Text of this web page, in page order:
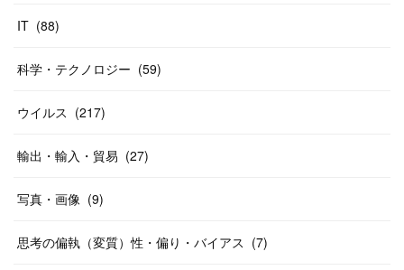
IT (88)
科学・テクノロジー (59)
ウイルス (217)
輸出・輸入・貿易 (27)
写真・画像 (9)
思考の偏執（変質）性・偏り・バイアス (7)